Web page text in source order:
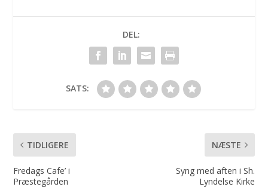
DEL:
SATS:
TIDLIGERE
Fredags Cafe’ i
Præstegården
NÆSTE
Syng med aften i Sh.
Lyndelse Kirke